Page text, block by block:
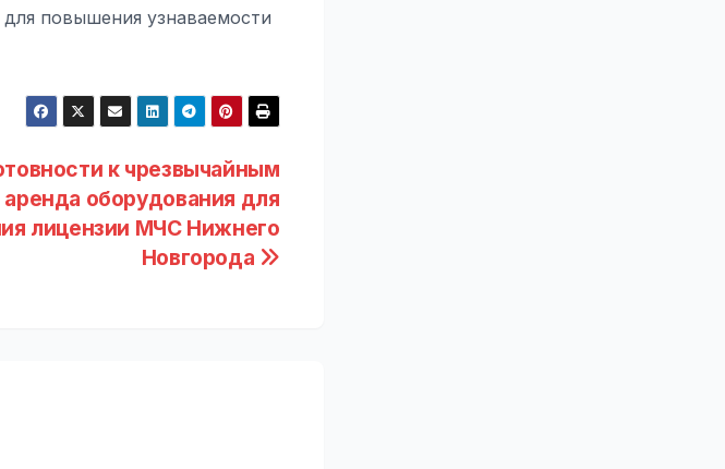
для повышения узнаваемости
к чрезвычайным
оборудования для
лицензии МЧС Нижнего
Новгорода